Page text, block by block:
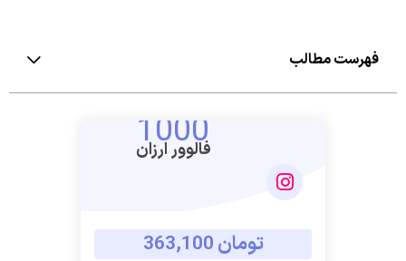
فهرست مطالب
1000
فالوور ارزان
تومان 363,100